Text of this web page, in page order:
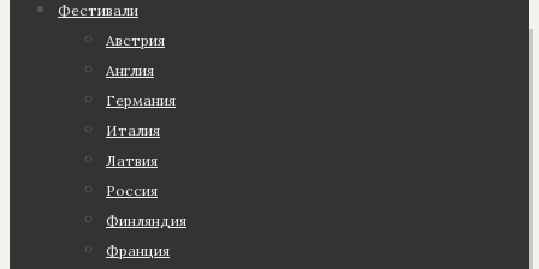
Фестивали
Австрия
Англия
Германия
Италия
Латвия
Россия
Финляндия
Франция